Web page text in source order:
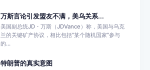
万斯言论引发盟友不满，美乌关系...
美国副总统JD・万斯（JDVance）称，美国与乌克
兰的关键矿产协议，相比包括“某个随机国家”参与
的...
特朗普的真实意图